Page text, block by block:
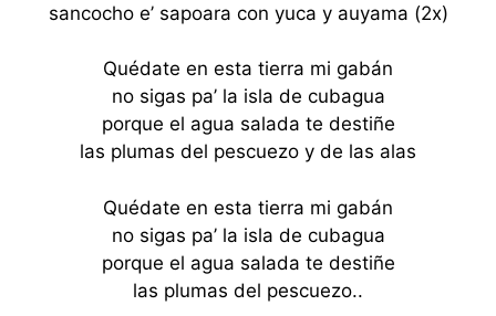
sancocho e’ sapoara con yuca y auyama (2x)
Quédate en esta tierra mi gabán
no sigas pa’ la isla de cubagua
porque el agua salada te destiñe
las plumas del pescuezo y de las alas
Quédate en esta tierra mi gabán
no sigas pa’ la isla de cubagua
porque el agua salada te destiñe
las plumas del pescuezo..